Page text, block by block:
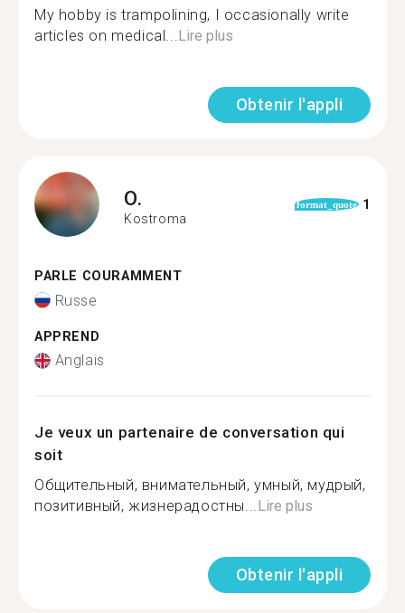
My hobby is trampolining, I occasionally write
articles on medical...Lire plus
Obtenir l'appli
O.
Kostroma
format_quote 1
PARLE COURAMMENT
Russe
APPREND
Anglais
Je veux un partenaire de conversation qui
soit
Общительный, внимательный, умный, мудрый,
позитивный, жизнерадостны...Lire plus
Obtenir l'appli